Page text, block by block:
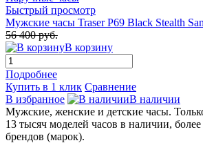
Быстрый просмотр
Мужские часы Traser P69 Black Stealth
56 400 руб.
В корзину
Подробнее
Купить в 1 клик Сравнение
В избранное
В наличии
Мужские, женские и детские часы.
13 тысяч моделей часов в наличии,
брендов (марок).